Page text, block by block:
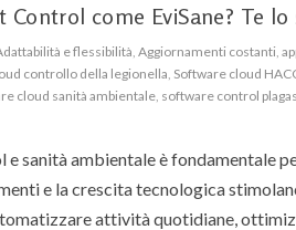
Control come EviSane? Te
e flessibilità Aggiornamenti costanti
controllo della legionella Software cloud
cloud sanità ambientale software control plagas
e sanità ambientale è fondamentale
e la crescita tecnologica
attività quotidiane,